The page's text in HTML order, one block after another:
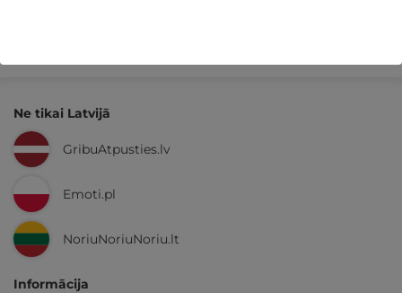
Ne tikai Latvijā
GribuAtpusties.lv
Emoti.pl
NoriuNoriuNoriu.lt
Informācija